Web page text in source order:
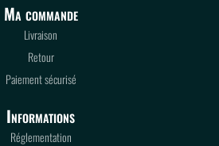
Ma commande
Livraison
Retour
Paiement sécurisé
Informations
Réglementation